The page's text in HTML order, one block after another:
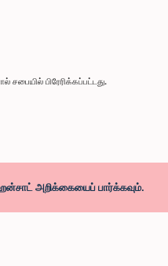
பிரேரிக்கப்பட்டது.
அறிக்கையைப் பார்க்கவும்.